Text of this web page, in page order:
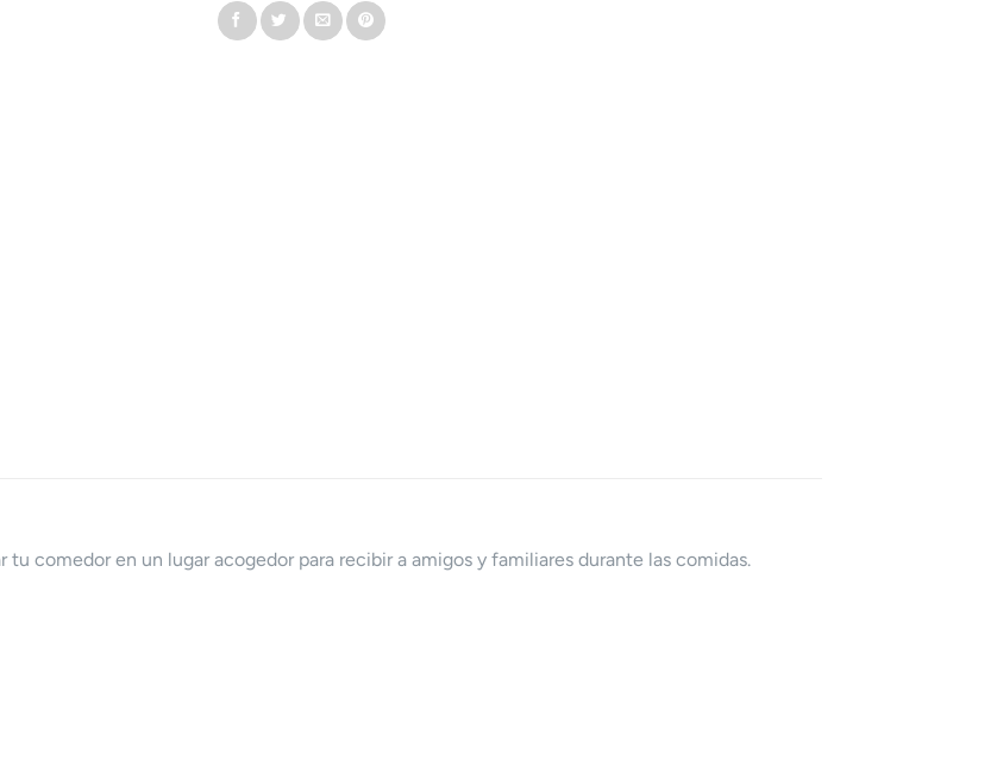
tu comedor en un lugar acogedor para recibir a amigos y familiares durante las comidas.